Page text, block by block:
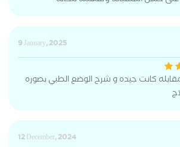
9 January, 2025
كانت جيده و شرح الوضع الطبي بصوره
12 December, 2024